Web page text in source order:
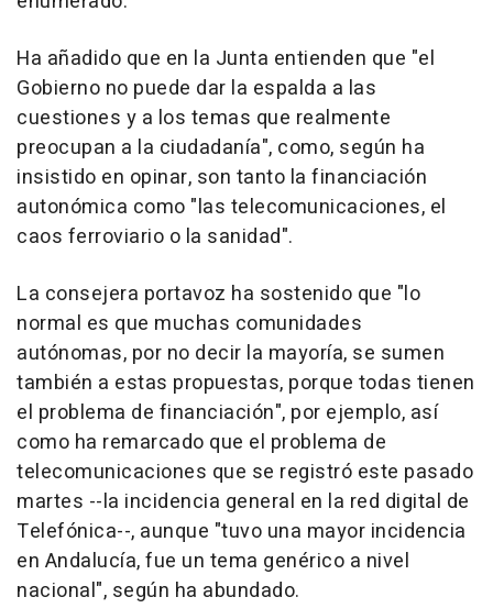
Ha añadido que en la Junta entienden que "el
Gobierno no puede dar la espalda a las
cuestiones y a los temas que realmente
preocupan a la ciudadanía", como, según ha
insistido en opinar, son tanto la financiación
autonómica como "las telecomunicaciones, el
caos ferroviario o la sanidad".
La consejera portavoz ha sostenido que "lo
normal es que muchas comunidades
autónomas, por no decir la mayoría, se sumen
también a estas propuestas, porque todas tienen
el problema de financiación", por ejemplo, así
como ha remarcado que el problema de
telecomunicaciones que se registró este pasado
martes --la incidencia general en la red digital de
Telefónica--, aunque "tuvo una mayor incidencia
en Andalucía, fue un tema genérico a nivel
nacional", según ha abundado.